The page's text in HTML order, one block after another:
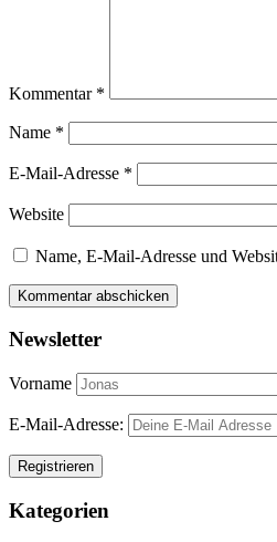
Kommentar *
Name *
E-Mail-Adresse *
Website
Name, E-Mail-Adresse und
Newsletter
Vorname
E-Mail-Adresse:
Kategorien